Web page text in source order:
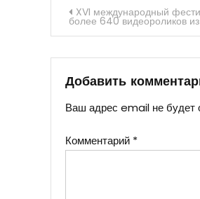
Навигация
по
записям
XVI международный
более 640 видеороликов
Добавить
Ваш адрес email не будет
Комментарий *